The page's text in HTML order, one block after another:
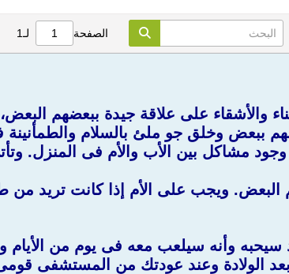
الصفحة لـ1
والأشقاء على علاقة جيدة ببعضهم
ببعض وخلق جو ملئ بالسلام والطمأنينة
مشاكل بين الأب والأم فى المنزل.
البعض. ويجب على الأم إذا كانت تريد
سيحبه وأنه سيلعب معه فى يوم من الأيام
وبعد الولادة وعند عودتك من المستشفى